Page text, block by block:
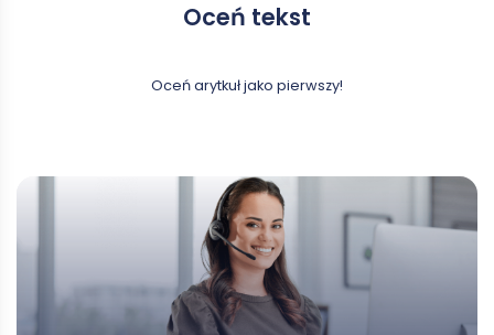
Oceń tekst
Oceń arytkuł jako pierwszy!